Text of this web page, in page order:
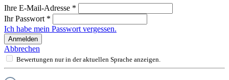
Ihre E-Mail-Adresse *
Ihr Passwort *
Ich habe mein Passwort vergessen.
Anmelden
Abbrechen
Bewertungen nur in der aktuellen Sprache anzeigen.